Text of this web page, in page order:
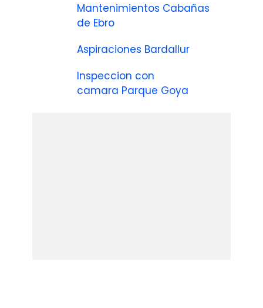
Mantenimientos Cabañas
de Ebro
Aspiraciones Bardallur
Inspeccion con
camara Parque Goya